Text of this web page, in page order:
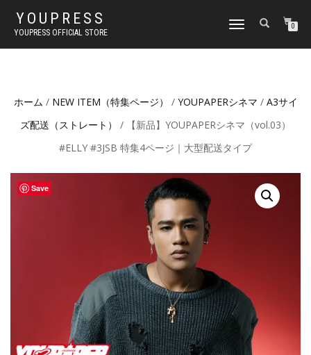
YOUPRESS
YOUPRESS OFFICIAL STORE
ナ
ゲ
ン
り
替
0
ホーム / NEW ITEM（特集ページ） / YOUPAPERシネマ / A3サイ
ズ配送（ストレート）
/ 【新品】YOUPAPERシネマ（vol.03）
#ELLY #3JSB 特集4ページ｜大型配送タイプ
Save